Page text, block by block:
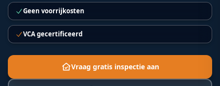
Geen voorrijkosten
VCA gecertificeerd
Vraag gratis inspectie aan